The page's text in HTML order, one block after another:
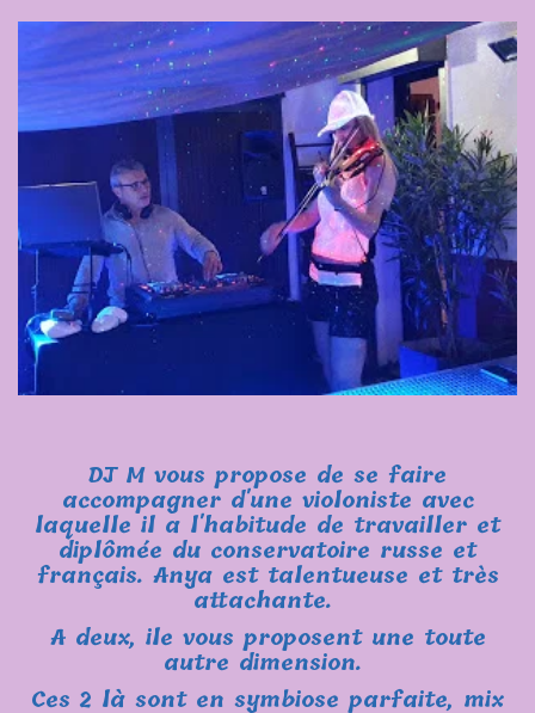
DJ M vous propose de se faire
accompagner d'une violoniste avec
laquelle il a l'habitude de travailler et
diplômée du conservatoire russe et
français. Anya est talentueuse et très
attachante.
A deux, ile vous proposent une toute
autre dimension.
Ces 2 là sont en symbiose parfaite, mix